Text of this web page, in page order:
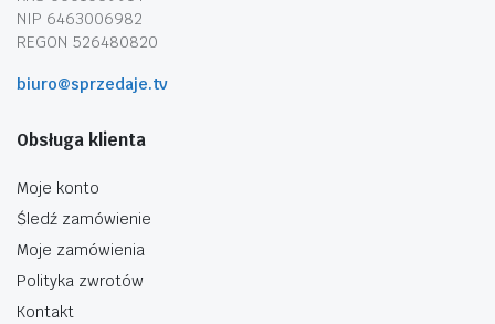
NIP 6463006982
REGON 526480820
biuro@sprzedaje.tv
Obsługa klienta
Moje konto
Śledź zamówienie
Moje zamówienia
Polityka zwrotów
Kontakt